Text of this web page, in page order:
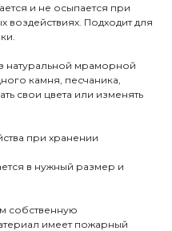
и не осыпается при
воздействиях. Подходит для
натуральной мраморной
камня, песчаника,
свои цвета или изменять
при хранении
в нужный размер и
собственную
имеет пожарный